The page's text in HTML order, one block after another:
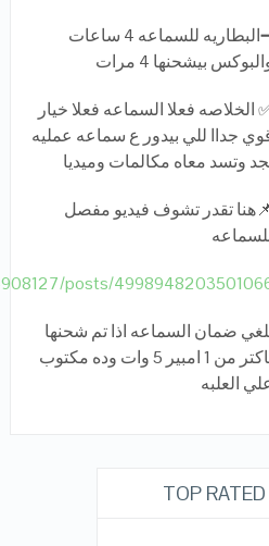
➖البطاريه للسماعه 4 ساعات
بيشحنها 4 مرات
الخلاصه فعلا السماعه فعلا خيار
جداا للي بيدور ع سماعه عمليه
وتسد معاه مكالمات وميديا
تقدر تشوف فيديو مفصل
posts/
ضمان السماعه اذا تم شحنها
باكتر من 1 امبير 5 وات وده مكتوب
العلبه
TOP